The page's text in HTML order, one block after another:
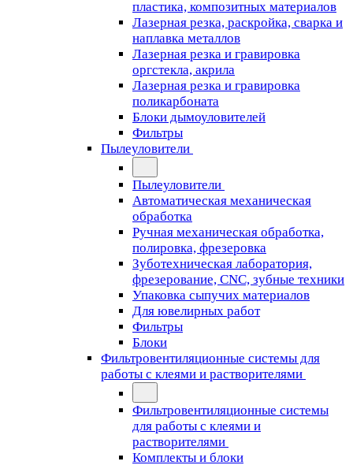
пластика, композитных материалов
Лазерная резка, раскройка, сварка и
наплавка металлов
Лазерная резка и гравировка
оргстекла, акрила
Лазерная резка и гравировка
поликарбоната
Блоки дымоуловителей
Фильтры
Пылеуловители
Пылеуловители
Автоматическая механическая
обработка
Ручная механическая обработка,
полировка, фрезеровка
Зуботехническая лаборатория,
фрезерование, CNC, зубные техники
Упаковка сыпучих материалов
Для ювелирных работ
Фильтры
Блоки
Фильтровентиляционные системы для
работы с клеями и растворителями
Фильтровентиляционные системы
для работы с клеями и
растворителями
Комплекты и блоки